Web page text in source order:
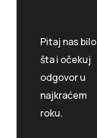
Pitaj nas bilo
šta i očekuj
odgovor u
najkraćem
roku.